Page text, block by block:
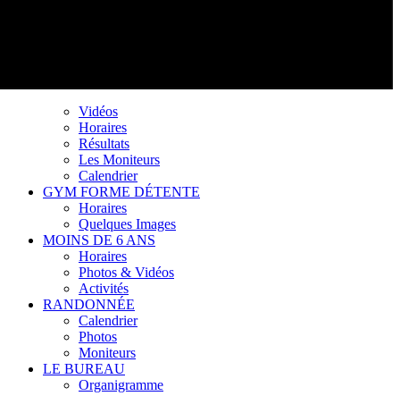
Vidéos
Horaires
Résultats
Les Moniteurs
Calendrier
GYM FORME DÉTENTE
Horaires
Quelques Images
MOINS DE 6 ANS
Horaires
Photos & Vidéos
Activités
RANDONNÉE
Calendrier
Photos
Moniteurs
LE BUREAU
Organigramme